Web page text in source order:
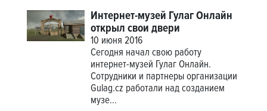
Интернет-музей Гулаг Онлайн
открыл свои двери
10 июня 2016
Сегодня начал свою работу
интернет-музей Гулаг Онлайн.
Сотрудники и партнеры организации
Gulag.cz работали над созданием
музе...